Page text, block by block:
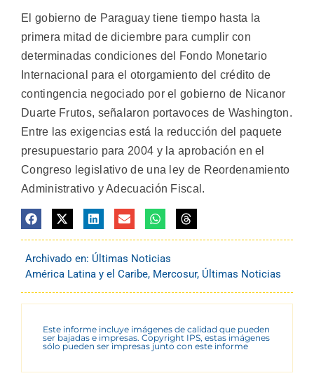
El gobierno de Paraguay tiene tiempo hasta la
primera mitad de diciembre para cumplir con
determinadas condiciones del Fondo Monetario
Internacional para el otorgamiento del crédito de
contingencia negociado por el gobierno de Nicanor
Duarte Frutos, señalaron portavoces de Washington.
Entre las exigencias está la reducción del paquete
presupuestario para 2004 y la aprobación en el
Congreso legislativo de una ley de Reordenamiento
Administrativo y Adecuación Fiscal.
Archivado en: Últimas Noticias
América Latina y el Caribe, Mercosur, Últimas Noticias
Este informe incluye imágenes de calidad que pueden
ser bajadas e impresas. Copyright IPS, estas imágenes
sólo pueden ser impresas junto con este informe